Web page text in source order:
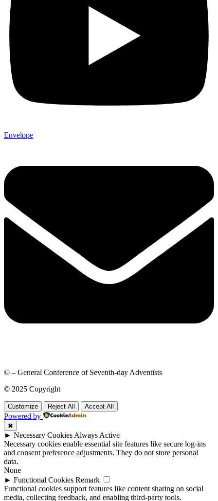
Envelope
© – General Conference of Seventh-day Adventists
© 2025 Copyright
Customize Reject All Accept All
Powered by
✖
► Necessary Cookies Always Active
Necessary cookies enable essential site features like secure log-ins
and consent preference adjustments. They do not store personal
data.
None
► Functional Cookies Remark
Functional cookies support features like content sharing on social
media, collecting feedback, and enabling third-party tools.